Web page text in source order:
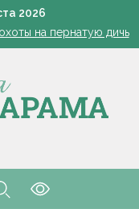
2026
максимально
на пернатую дичь
на акваториях
рассказал врач-
максимально